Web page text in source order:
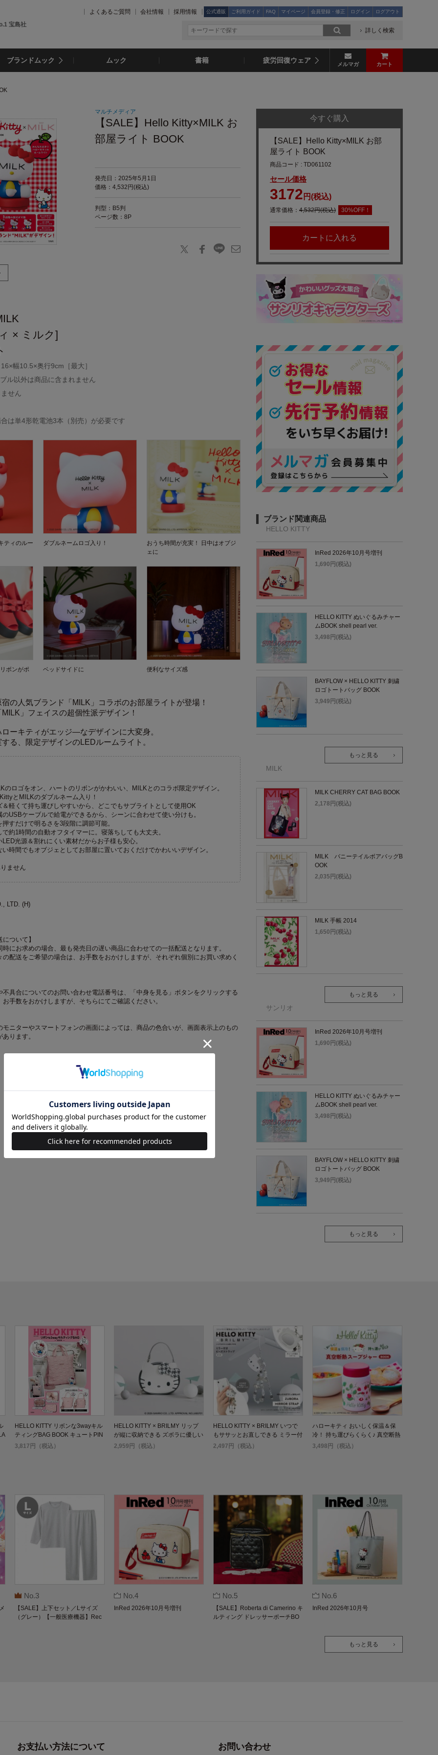
宝島社
よくあるご質問 会社情報 採用情報 公式通販 ご利用ガイド FAQ マイページ 会員登録・修正 ログイン ログアウト
詳しく検索
ブランドムック ムック 書籍 疲労回復ウェア メルマガ カート
マルチメディア
【SALE】Hello Kitty×MILK お
部屋ライト BOOK
発売日：2025年5月1日
価格：4,532円(税込)
判型：B5判
ページ数：8P
× ミルク]
幅10.5×奥行9cm［最大］
ル以外は商品に含まれません
せん
は単4形乾電池3本（別売）が必要です
ティのルー
ダブルネームロゴ入り！
おうち時間が充実！ 日中はオブジ
ェに
ボンがポ
ベッドサイドに 便利なサイズ感
の人気ブランド「MILK」コラボのお部屋ライトが登場！
」フェイスの超個性派デザイン！
ーキティがエッジ―なデザインに大変身。
る、限定デザインのLEDルームライト。
のロゴをオン、ハートのリボンがかわいい、MILKとのコラボ限定デザイン。
とMILKのダブルネーム入り！
＆軽くて持ち運びしやすいから、どこでもサブライトとして使用OK
のUSBケーブルで給電ができるから、シーンに合わせて使い分けも。
押すだけで明るさを3段階に調節可能。
で約1時間の自動オフタイマーに。寝落ちしても大丈夫。
LED光源＆割れにくい素材だからお子様も安心。
い時間でもオブジェとしてお部屋に置いておくだけでかわいいデザイン。
ません
LTD. (H)
について】
にお求めの場合、最も発売日の遅い商品に合わせての一括配送となります。
の配送をご希望の場合は、お手数をおかけしますが、それぞれ個別にお買い求めく
不具合についてのお問い合わせ電話番号は、「中身を見る」ボタンをクリックする
お手数をおかけしますが、そちらにてご確認ください。
ニターやスマートフォンの画面によっては、商品の色合いが、画面表示上のもの
ります。
今すぐ購入
【SALE】Hello Kitty×MILK お部
屋ライト BOOK
商品コード : TD061102
セール価格
3172 円(税込)
通常価格： 4,532円(税込) 30%OFF！
カートに入れる
ブランド関連商品
HELLO KITTY
InRed 2026年10月号増刊
1,690円(税込)
HELLO KITTY ぬいぐるみチャー
ムBOOK shell pearl ver.
3,498円(税込)
BAYFLOW × HELLO KITTY 刺繍
ロゴトートバッグ BOOK
3,949円(税込)
もっと見る
MILK
MILK CHERRY CAT BAG BOOK
2,178円(税込)
MILK バニーテイルボアバッグB
OOK
2,035円(税込)
MILK 手帳 2014
1,650円(税込)
もっと見る
サンリオ
InRed 2026年10月号増刊
1,690円(税込)
HELLO KITTY ぬいぐるみチャー
ムBOOK shell pearl ver.
3,498円(税込)
BAYFLOW × HELLO KITTY 刺繍
ロゴトートバッグ BOOK
3,949円(税込)
もっと見る
HELLO KITTY リボンな3wayキル
ティングBAG BOOK キュートPIN
K
3,817円（税込）
HELLO KITTY × BRILMY リップ
が縦に収納できる ズボラに優しい
ミニコスメポーチ BOOK GRAY v
2,959円（税込）
HELLO KITTY × BRILMY いつで
もササッとお直しできる ミラー付
きビーズストラップ BOOK
2,497円（税込）
ハローキティ おいしく保温＆保
冷！ 持ち運びらくらく♪ 真空断熱
スープジャー BOOK
3,498円（税込）
No.3
【SALE】上下セット／Lサイズ
（グレー）【一般医療機器】Rec
No.4
InRed 2026年10月号増刊
No.5
【SALE】Roberta di Camerino キ
ルティング ドレッサーポーチBO
No.6
InRed 2026年10月号
もっと見る
お支払い方法について お問い合わせ